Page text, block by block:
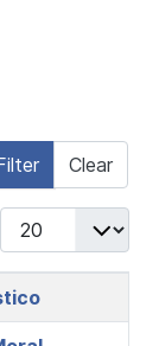
Clear
Display #